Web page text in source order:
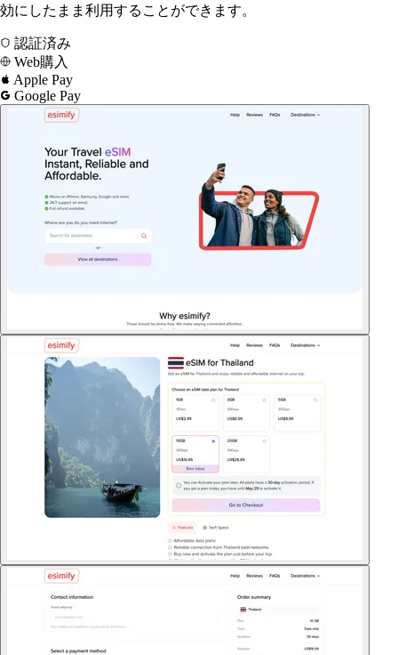
効にしたまま利用することができます。
認証済み
Web購入
Apple Pay
Google Pay